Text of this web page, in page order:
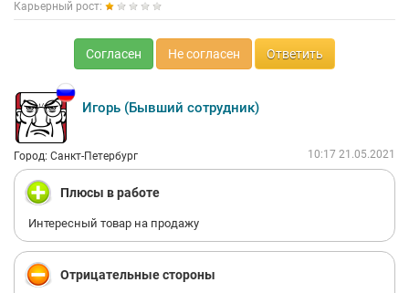
Карьерный рост:
Согласен Не согласен Ответить
Игорь (Бывший сотрудник)
Город: Санкт-Петербург 10:17 21.05.2021
Плюсы в работе
Интересный товар на продажу
Отрицательные стороны